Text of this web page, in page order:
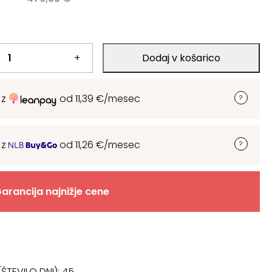
+ Dodaj v košarico
od 11,39 €/mesec
od 11,26 €/mesec
najnižje cene